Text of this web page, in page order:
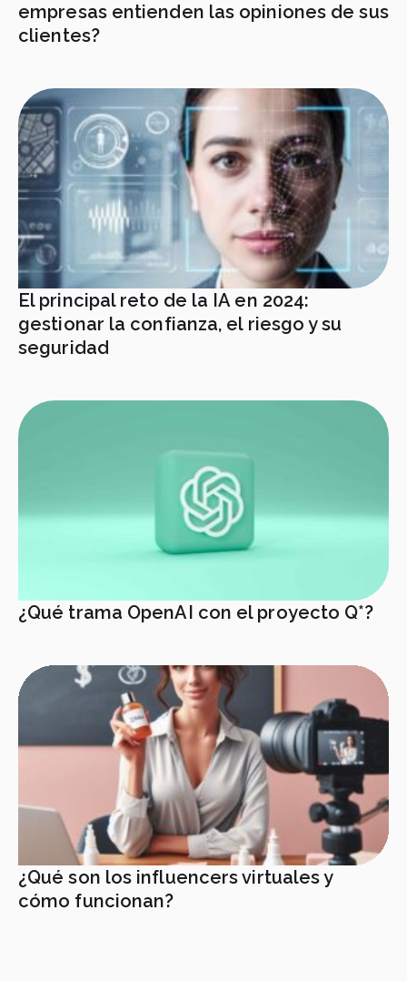
empresas entienden las opiniones de sus
clientes?
El principal reto de la IA en 2024:
gestionar la confianza, el riesgo y su
seguridad
¿Qué trama OpenAI con el proyecto Q*?
¿Qué son los influencers virtuales y
cómo funcionan?